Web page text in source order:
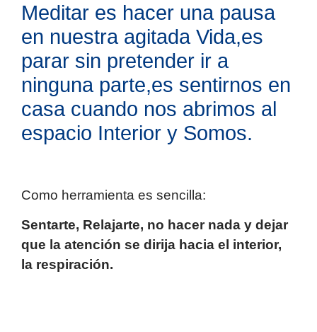
Meditar es hacer una pausa
en nuestra agitada Vida,es
parar sin pretender ir a
ninguna parte,es sentirnos en
casa cuando nos abrimos al
espacio Interior y Somos.
Como herramienta es sencilla:
Sentarte, Relajarte, no hacer nada y dejar
que la atención se dirija hacia el interior,
la respiración.